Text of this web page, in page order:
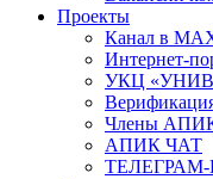
Проекты
Канал в
Интернет-
УКЦ
Члены АПИК
АПИК ЧАТ